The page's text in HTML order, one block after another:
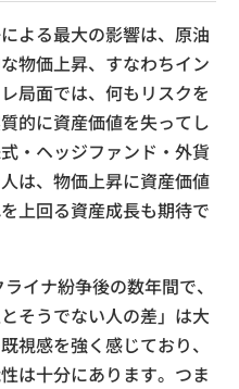
よる最大の影響は、原油
物価上昇、すなわちイン
局面では、何もリスクを
的に資産価値を失ってし
・ヘッジファンド・外貨
は、物価上昇に資産価値
上回る資産成長も期待で
イナ紛争後の数年間で、
そうでない人の差」は大
視感を強く感じており、
は十分にあります。つま